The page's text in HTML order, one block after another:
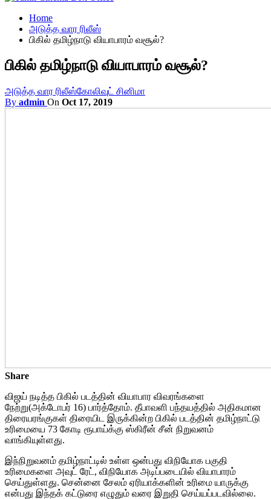
Home
அடுத்த வார ரிலீஸ்
பிகில் தமிழ்நாடு வியாபாரம் வசூல்?
பிகில் தமிழ்நாடு வியாபாரம் வசூல்?
அடுத்த வார ரிலீஸ்கோலிவுட் சினிமா
By admin On Oct 17, 2019
Share
விஜய் நடித்த பிகில் படத்தின் வியாபார விவரங்களை
நேற்று(அக்டோபர் 16) பார்த்தோம். தீபாவளி பந்தயத்தில் அதிகமான
திரையரங்குகள் திரையிட இருக்கின்ற பிகில் படத்தின் தமிழ்நாட்டு
உரிமையை 73 கோடி ரூபாய்க்கு ஸ்கிரீன் சீன் நிறுவனம்
வாங்கியுள்ளது.
இந்நிறுவனம் தமிழ்நாட்டில் உள்ள ஒன்பது விநியோக பகுதி
உரிமைகளை அவுட் ரேட், விநியோக அடிப்படையில் வியாபாரம்
செய்துள்ளது. சென்னை சேலம் ஏரியாக்களின் உரிமை யாருக்கு
என்பது இந்தக் கட்டுரை எழுதும் வரை இறுதி செய்யப்படவில்லை.